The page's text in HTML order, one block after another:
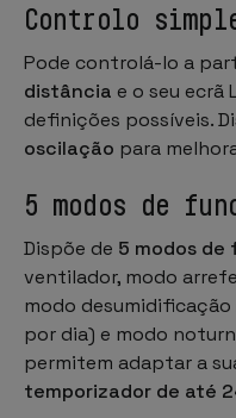
Controlo
Pode controlá-lo a
distância e o seu ecrã
definições possíveis.
oscilação para
5 modos de
Dispõe de 5 modos
ventilador, modo
modo
por dia) e modo
permitem adaptar a
temporizador de até